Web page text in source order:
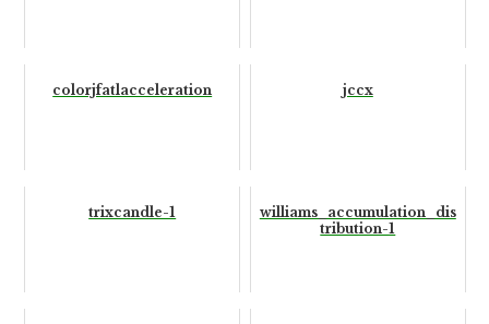
colorjfatlacceleration jccx
trixcandle-1
williams_accumulation_dis
tribution-1